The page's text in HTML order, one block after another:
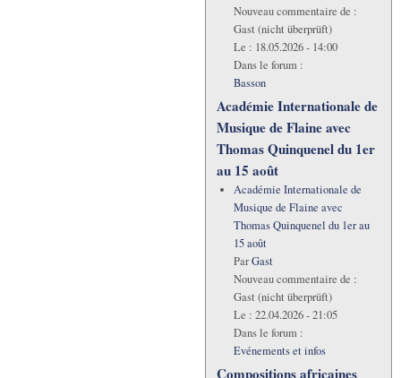
Nouveau commentaire de :
Gast (nicht überprüft)
Le : 18.05.2026 - 14:00
Dans le forum :
Basson
Académie Internationale de
Musique de Flaine avec
Thomas Quinquenel du 1er
au 15 août
Académie Internationale de
Musique de Flaine avec
Thomas Quinquenel du 1er au
15 août
ParGast
Nouveau commentaire de :
Gast (nicht überprüft)
Le : 22.04.2026 - 21:05
Dans le forum :
Evénements et infos
Compositions africaines